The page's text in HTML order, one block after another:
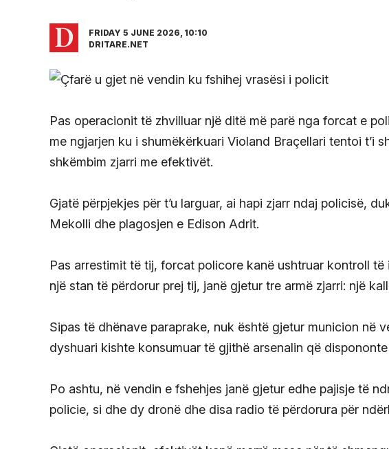
FRIDAY 5 JUNE 2026, 10:10
DRITARE.NET
Pas operacionit të zhvilluar një ditë më parë nga forcat e
me ngjarjen ku i shumëkërkuari Violand Braçellari tentoi t’i
shkëmbim zjarri me efektivët.
Gjatë përpjekjes për t’u larguar, ai hapi zjarr ndaj policisë,
Mekolli dhe plagosjen e Edison Adrit.
Pas arrestimit të tij, forcat policore kanë ushtruar kontroll
një stan të përdorur prej tij, janë gjetur tre armë zjarri: një
Sipas të dhënave paraprake, nuk është gjetur municion në
dyshuari kishte konsumuar të gjithë arsenalin që
Po ashtu, në vendin e fshehjes janë gjetur edhe pajisje të
policie, si dhe dy dronë dhe disa radio të përdorura për